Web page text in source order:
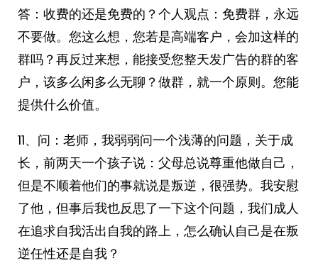
答：收费的还是免费的？个人观点：免费群，永远
不要做。您这么想，您若是高端客户，会加这样的
群吗？再反过来想，能接受您整天发广告的群的客
户，该多么闲多么无聊？做群，就一个原则。您能
提供什么价值。
11、问：老师，我弱弱问一个浅薄的问题，关于成
长，前两天一个孩子说：父母总说尊重他做自己，
但是不顺着他们的事就说是叛逆，很强势。我安慰
了他，但事后我也反思了一下这个问题，我们成人
在追求自我活出自我的路上，怎么确认自己是在叛
逆任性还是自我？